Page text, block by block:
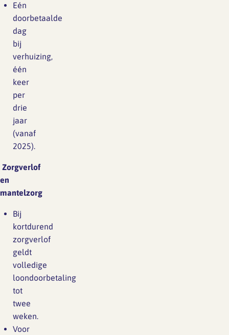
Eén
doorbetaalde
dag
bij
verhuizing,
één
keer
per
drie
jaar
(vanaf
2025).
Zorgverlof
en
mantelzorg
Bij
kortdurend
zorgverlof
geldt
volledige
loondoorbetaling
tot
twee
weken.
Voor